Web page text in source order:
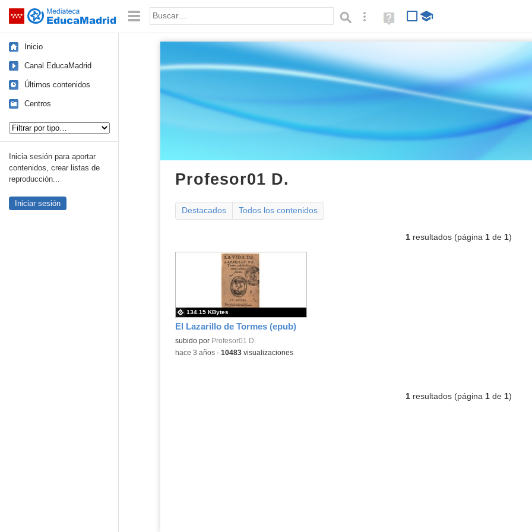
Saltar navegación Palabra o frase: Búsqueda avanzada
Ayuda
(en
Inicio
Canal EducaMadrid
Últimos contenidos
Centros
Inicia sesión para aportar
contenidos, crear listas de
reproducción...
Iniciar sesión
Profesor01 D.
Destacados Todos los contenidos
1resultados (página 1de 1)
El Lazarillo de Tormes (epub)
subido por Profesor01 D.
134.15 KBytes
-hace 3 años- 10483visualizaciones
1resultados (página 1de 1)